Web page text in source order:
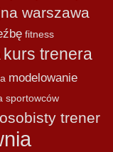
warszawa
fitness
kurs trenera
modelowanie
sportowców
osobisty trener